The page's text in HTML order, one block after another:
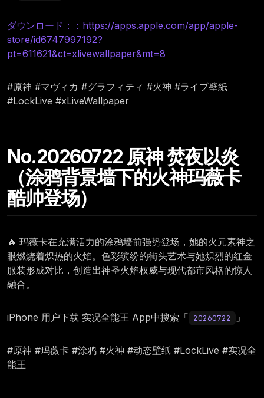
ダウンロード：：https://apps.apple.com/app/apple-
store/id6747997192?
pt=611621&ct=xlivewallpaper&mt=8
#原神 #マヴィカ #グラフィティ #火神 #ライブ壁紙
#LockLive #xLiveWallpaper
No.20260722 原神 焚夜以炎
（涂鸦背景墙下的火神玛薇卡
酷帅登场）
🔥 玛薇卡在充满活力的涂鸦墙前强势登场，她的火元素神之
眼燃烧着炽热的火焰。色彩缤纷的街头艺术与她炽烈的红金
服装形成对比，创造出神圣火焰权威与现代都市风格的惊人
融合。
iPhone 用户下载 实况全能王 App中搜索「 20260722 」
#原神 #玛薇卡 #涂鸦 #火神 #动态壁纸 #LockLive #实况全
能王